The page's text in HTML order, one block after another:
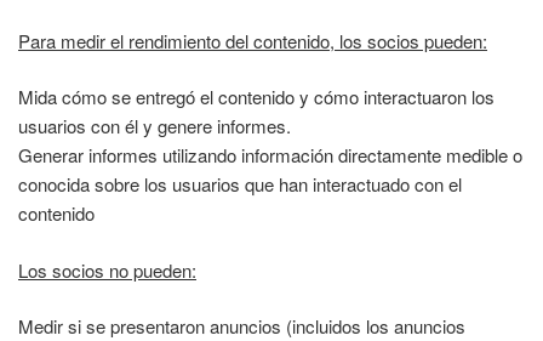
Para medir el rendimiento del contenido, los socios pueden:
Mida cómo se entregó el contenido y cómo interactuaron los
usuarios con él y genere informes.
Generar informes utilizando información directamente medible o
conocida sobre los usuarios que han interactuado con el
contenido
Los socios no pueden:
Medir si se presentaron anuncios (incluidos los anuncios